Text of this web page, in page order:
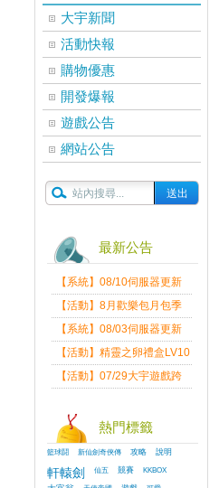
大宇新聞
活動快報
購物優惠
開發爆報
遊戲公告
網站公告
最新公告
【系統】08/10伺服器更新
維護公告
【活動】8月歡樂包月包季
送
【系統】08/03伺服器更新
維護公告
【活動】精靈之卵禮盒LV10
限量發送中
【活動】07/29大宇遊戲跨
熱門標籤
籃球鬪 新仙劍奇俠傳 攻略 說明
軒轅劍 仙五 競賽 KKBOX